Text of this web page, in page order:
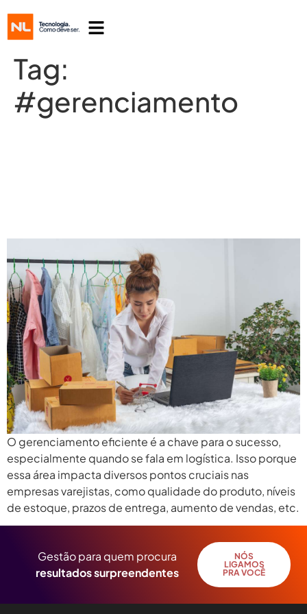
Tag:
#gerenciamento
O gerenciamento eficiente é a chave para o sucesso,
especialmente quando se fala em logística. Isso porque
essa área impacta diversos pontos cruciais nas
empresas varejistas, como qualidade do produto, níveis
de estoque, prazos de entrega, aumento de vendas, etc.
Gestão para quem procura
resultados surpreendentes
NÓS
LIGAMOS
PRA VOCÊ